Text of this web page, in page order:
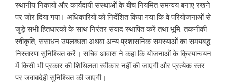
स्थानीय निकायों और कार्यदायी संस्थाओं के बीच नियमित समन्वय बनाए रखने
पर जोर दिया गया। अधिकारियों को निर्देशित किया गया कि वे परियोजनाओं से
जुड़े सभी हितधारकों के साथ निरंतर संवाद स्थापित करें तथा भूमि, तकनीकी
स्वीकृति, संसाधन उपलब्धता अथवा अन्य प्रशासनिक समस्याओं का समयबद्ध
निस्तारण सुनिश्चित करें। सचिव आवास ने कहा कि योजनाओं के क्रियान्वयन
में किसी भी प्रकार की शिथिलता स्वीकार नहीं की जाएगी और प्रत्येक स्तर
पर जवाबदेही सुनिश्चित की जाएगी।